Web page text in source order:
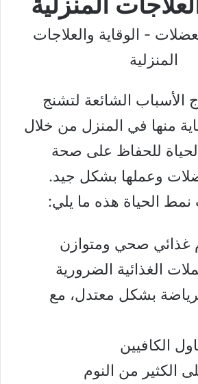
الأسباب الشائعة لتشنج
منها في المنزل من خلال
للحفاظ على صحة
وعملها بشكل جيد.
الحياة هذه ما يلي:
غذائي صحي ومتوازن
الغذائية الضرورية
بشكل معتدل، مع
الكافيين
الكثير من النوم